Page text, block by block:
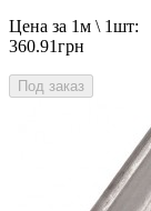
Цена за 1м \ 1шт:
360.91грн
Под заказ